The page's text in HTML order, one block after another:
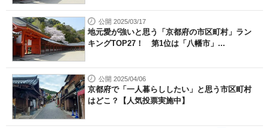
公開 2025/03/17
地元愛が強いと思う「京都府の市区町村」ラン
キングTOP27！ 第1位は「八幡市」...
公開 2025/04/06
京都府で「一人暮らししたい」と思う市区町村
はどこ？【人気投票実施中】